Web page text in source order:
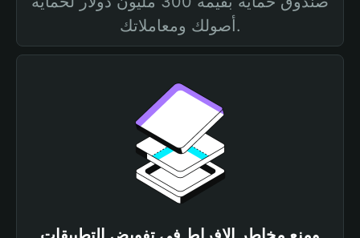
أصولك ومعاملاتك.